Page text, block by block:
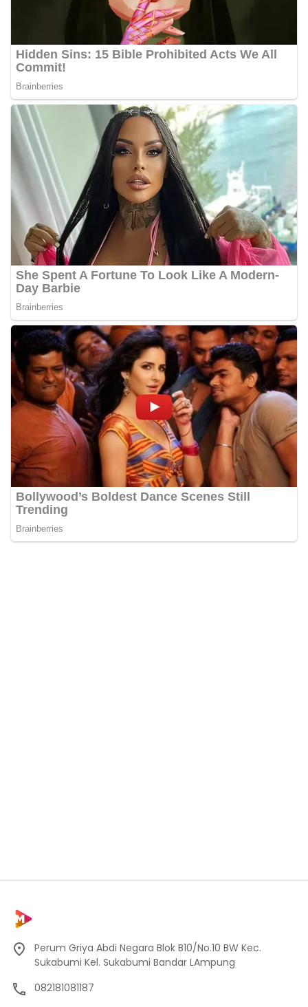
Perum Griya Abdi Negara Blok B10/No.10 BW Kec.
Sukabumi Kel. Sukabumi Bandar LAmpung
082181081187